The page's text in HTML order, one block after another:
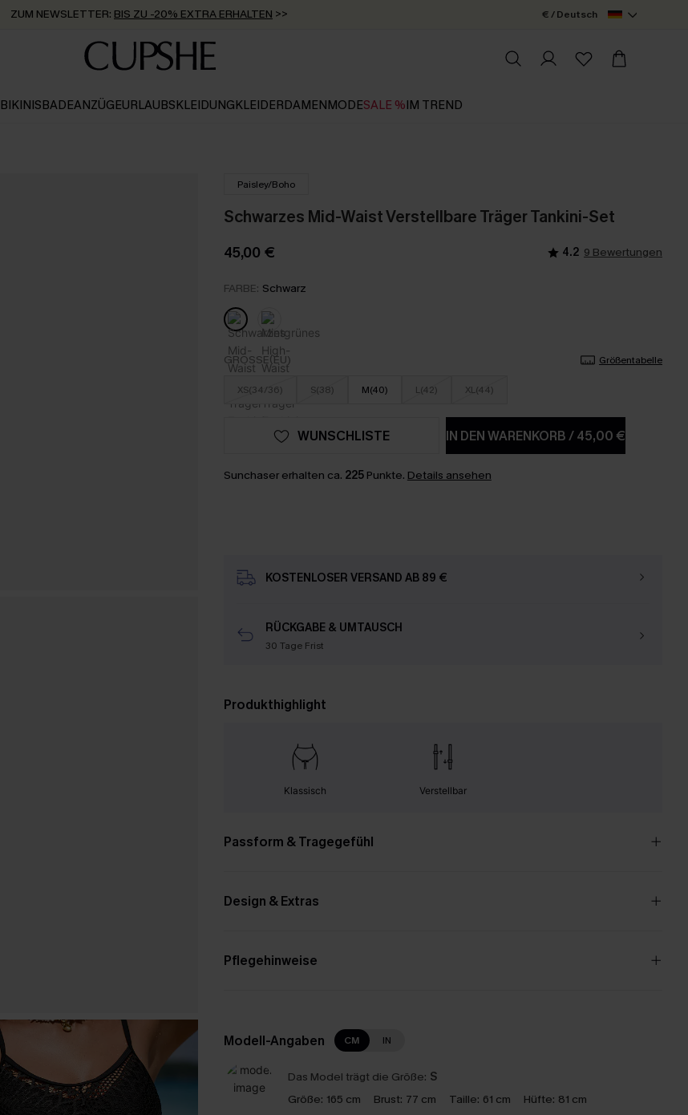
ZUM NEWSLETTER: BIS ZU -20% EXTRA ERHALTEN >>
KOSTENLOSER VERSAND AB 89 €
€ / Deutsch
BIKINISBADEANZÜGEURLAUBSKLEIDUNGKLEIDERDAMENMODESALE %IM TREND
Paisley/Boho
Schwarzes Mid-Waist Verstellbare Träger Tankini-Set
45,00 € 4.2 9 Bewertungen
FARBE: Schwarz
GRÖSSE(EU) Größentabelle
XS(34/36) S(38) M(40) L(42) XL(44)
IN DEN WARENKORB/45,00 €
WUNSCHLISTE
Sunchaser erhalten ca. 225Punkte. Details ansehen
KOSTENLOSER VERSAND AB 89 €
RÜCKGABE & UMTAUSCH
30 Tage Frist
Produkthighlight
Klassisch Verstellbar
Passform & Tragegefühl
Design & Extras
Pflegehinweise
Modell-Angaben CM IN
Das Model trägt die Größe: S
Größe: 165 cm Brust: 77 cm Taille: 61 cm Hüfte: 81 cm